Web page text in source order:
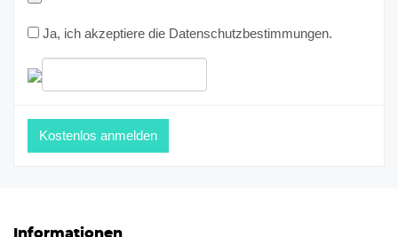
Ja, ich akzeptiere die Datenschutzbestimmungen.
Informationen